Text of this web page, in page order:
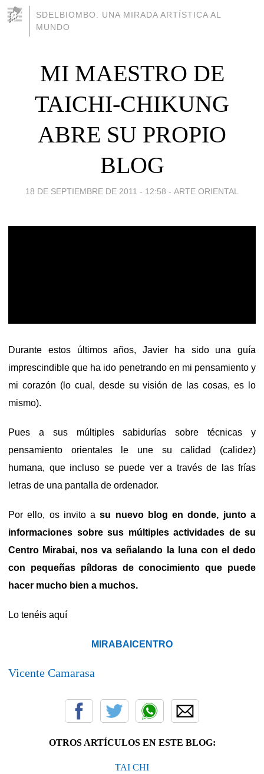
SDELBIOMBO. UNA MIRADA ARTÍSTICA AL
MUNDO
MI MAESTRO DE
TAICHI-CHIKUNG
ABRE SU PROPIO
BLOG
18 DE SEPTIEMBRE DE 2011 - 12:58 - ARTE ORIENTAL
Durante estos últimos años, Javier ha sido una guía
imprescindible que ha ido penetrando en mi pensamiento y
mi corazón (lo cual, desde su visión de las cosas, es lo
mismo).
Pues a sus múltiples sabidurías sobre técnicas y
pensamiento orientales le une su calidad (calidez)
humana, que incluso se puede ver a través de las frías
letras de una pantalla de ordenador.
Por ello, os invito asu nuevo blog en donde, junto a
informaciones sobre sus múltiples actividades de su
Centro Mirabai, nos va señalando la luna con el dedo
con pequeñas píldoras de conocimiento que puede
hacer mucho bien a muchos.
Lo tenéis aquí
MIRABAICENTRO
Vicente Camarasa
OTROS ARTÍCULOS EN ESTE BLOG:
TAI CHI